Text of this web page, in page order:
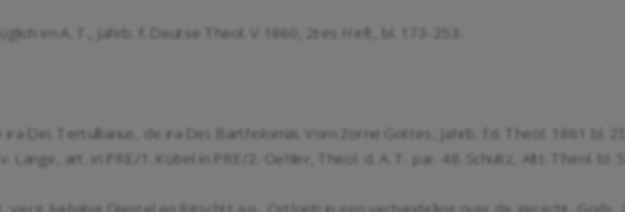
im A. T., Jahrb. f. Deutse Theol. V 1860, 2tes Heft, bl. 173-253.
Dei. Tertullianus, de ira Dei. Bartholomäi, Vom Zorne Gottes, Jahrb. f.d. Theol. 1861 bl.
Lange, art. in PRE/1. Kübel in PRE/2. Oehler, Theol. d. A. T. par. 48. Schultz, Altt. Theol. bl.